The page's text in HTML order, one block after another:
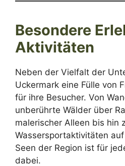
Besondere
Aktivitäten
Neben der Vielfalt der
Uckermark eine Fülle von
für ihre Besucher. Von
unberührte Wälder über
malerischer Alleen bis hin
Wassersportaktivitäten
Seen der Region ist für
dabei.